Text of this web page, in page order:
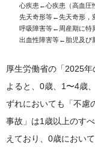
心疾患←心疾患（高血圧
先天奇形等←先天奇形，
呼吸障害等←周産期に特
出血性障害等←胎児及び
厚生労働省の「2025
よると、0歳、1〜4歳
ずれにおいても「不慮
事故」は1歳以上のす
えており、0歳におい